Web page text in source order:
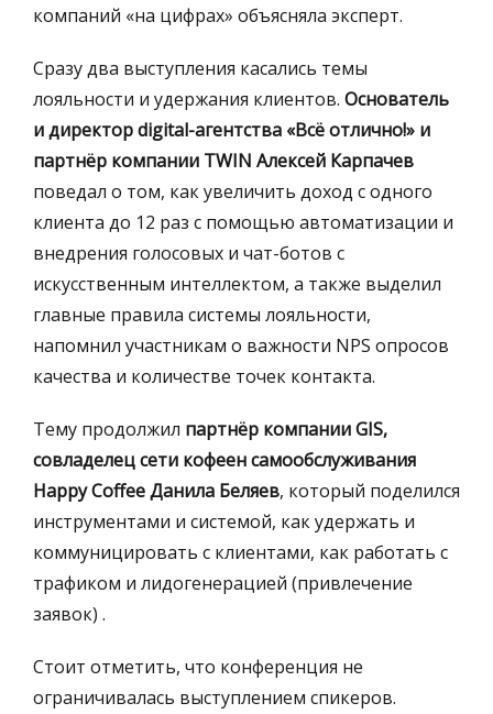
компаний «на цифрах» объясняла эксперт.
Сразу два выступления касались темы
лояльности и удержания клиентов. Основатель
и директор digital-агентства «Всё отлично!» и
партнёр компании TWIN Алексей Карпачев
поведал о том, как увеличить доход с одного
клиента до 12 раз с помощью автоматизации и
внедрения голосовых и чат-ботов с
искусственным интеллектом, а также выделил
главные правила системы лояльности,
напомнил участникам о важности NPS опросов
качества и количестве точек контакта.
Тему продолжил партнёр компании GIS,
совладелец сети кофеен самообслуживания
Happy Сoffee Данила Беляев, который поделился
инструментами и системой, как удержать и
коммуницировать с клиентами, как работать с
трафиком и лидогенерацией (привлечение
заявок) .
Стоит отметить, что конференция не
ограничивалась выступлением спикеров.